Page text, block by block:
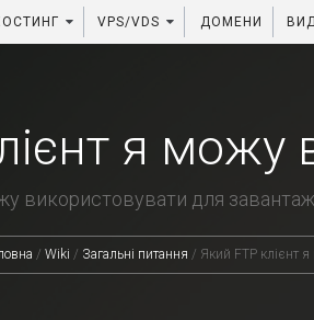
VPS/VDS ДОМЕНИ
я можу
використовувати для
/ Wiki / Загальні питання / Який FTP клієнт